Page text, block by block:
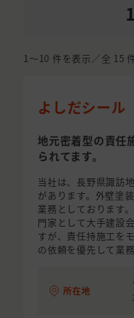
1〜10 件を表示／全 15
よしだシール
地元密着型の責任
られてます。
当社は、長野県諏訪
があります。外壁塗
業務としております
門家として大手建設
すが、責任持施工を
の依頼を優先して業
所在地